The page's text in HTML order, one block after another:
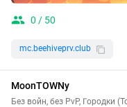
0 / 50
mc.beehiveprv.club
MoonTOWNy
Без войн, без PvP, Городки